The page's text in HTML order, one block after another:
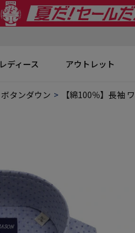
レディース アウトレット
ボタンダウン 【綿100％】長袖